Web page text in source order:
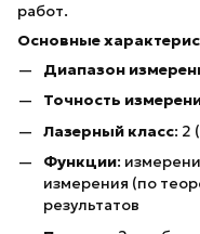
работ.
Основные
Диапазон
Точность
Лазерный класс: 2
Функции:
измерения (по
результатов